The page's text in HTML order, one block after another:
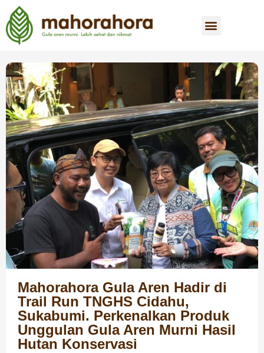
Mahorahora Gula Aren Hadir di
Trail Run TNGHS Cidahu,
Sukabumi. Perkenalkan Produk
Unggulan Gula Aren Murni Hasil
Hutan Konservasi